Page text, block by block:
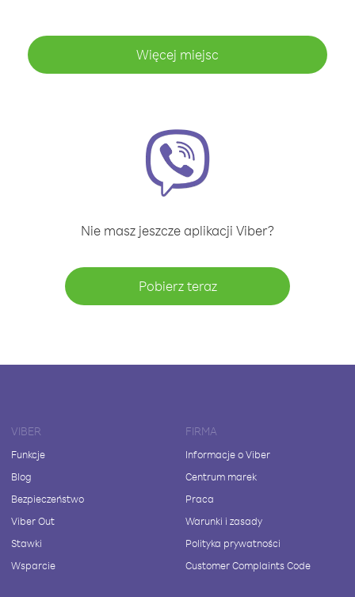
Więcej miejsc
Nie masz jeszcze aplikacji Viber?
Pobierz teraz
VIBER
Funkcje
Blog
Bezpieczeństwo
Viber Out
Stawki
Wsparcie
FIRMA
Informacje o Viber
Centrum marek
Praca
Warunki i zasady
Polityka prywatności
Customer Complaints Code